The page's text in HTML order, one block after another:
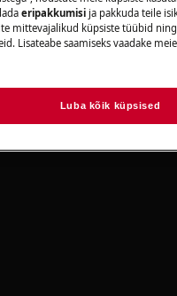
Leia oma toote
Lahenda
Leia
eripakkumisi ja pakkuda teile
mittevajalikud küpsiste tüübid
Lisateabe saamiseks vaadake meie
Luba kõik küpsised